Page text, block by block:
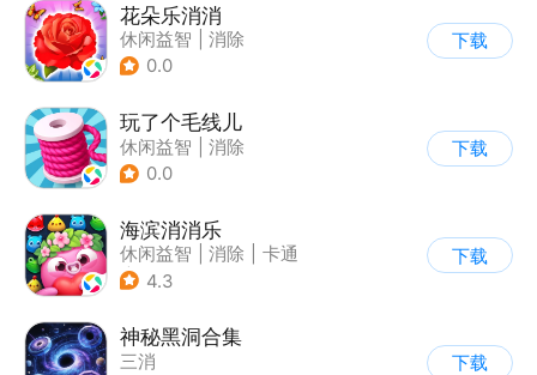
花朵乐消消
休闲益智
消除
0.0
下载
玩了个毛线儿
休闲益智
消除
0.0
下载
海滨消消乐
休闲益智 消除
卡通
| 乐元素
4.3
下载
神秘黑洞合集
三消
下载